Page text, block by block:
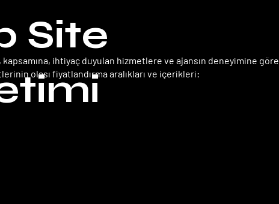
Site
ihtiyaç duyulan hizmetlere ve ajansın deneyimine göre
olası fiyatlandırma aralıkları ve içerikleri: